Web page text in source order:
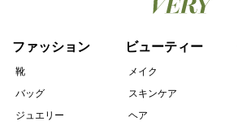
ファッション
靴
バッグ
ジュエリー
ビューティー
メイク
スキンケア
ヘア